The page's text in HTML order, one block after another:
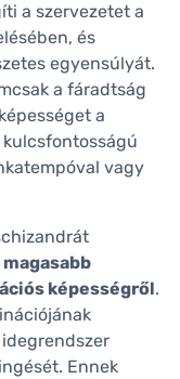
a szervezetet a
és
egyensúlyát.
a fáradtság
a
vagy
magasabb
képességről.
Ennek